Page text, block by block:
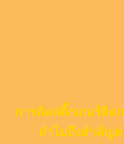
การตัดสติ๊กเกอร์ติด
ทำไมถึงสำคัญ